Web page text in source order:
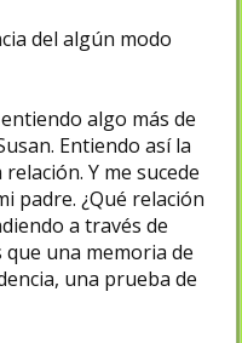
del algún modo
algo más de
Entiendo así la
Y me sucede
padre. ¿Qué relación
a través de
una memoria de
una prueba de